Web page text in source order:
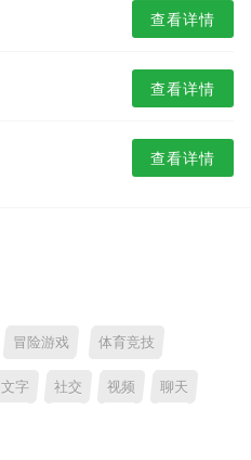
查看详情
查看详情
查看详情
冒险游戏 体育竞技
文字 社交 视频 聊天